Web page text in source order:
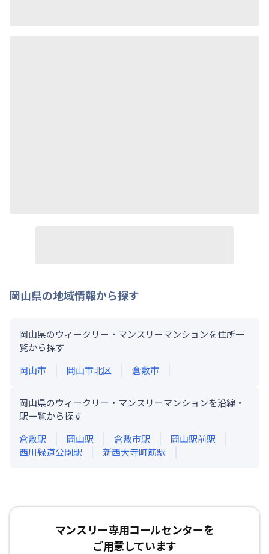
岡山県の地域情報から探す
岡山県のウィークリー・マンスリーマンションを住所一
覧から探す
岡山市
岡山市北区 倉敷市
岡山県のウィークリー・マンスリーマンションを沿線・
駅一覧から探す
倉敷駅 岡山駅 倉敷市駅 岡山駅前駅
西川緑道公園駅 新西大寺町筋駅
マンスリー専用コールセンターを
ご用意しています